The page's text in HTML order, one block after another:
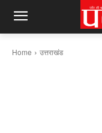
Home उत्तराखंड